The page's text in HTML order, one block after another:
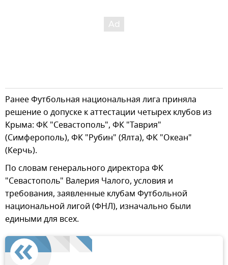
Ранее Футбольная национальная лига приняла
решение о допуске к аттестации четырех клубов из
Крыма: ФК "Севастополь", ФК "Таврия"
(Симферополь), ФК "Рубин" (Ялта), ФК "Океан"
(Керчь).
По словам генерального директора ФК
"Севастополь" Валерия Чалого, условия и
требования, заявленные клубам Футбольной
национальной лигой (ФНЛ), изначально были
едиными для всех.